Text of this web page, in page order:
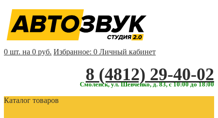
0 шт. на 0 руб. Избранное: 0 Личный кабинет
‎‎8 (4812) 29-40-02
Смоленск, ул. Шевченко, д. 83, с 10:00 до 18:00
Каталог товаров